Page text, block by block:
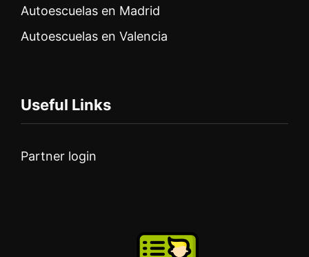
Autoescuelas en Madrid
Autoescuelas en Valencia
Useful Links
Partner login